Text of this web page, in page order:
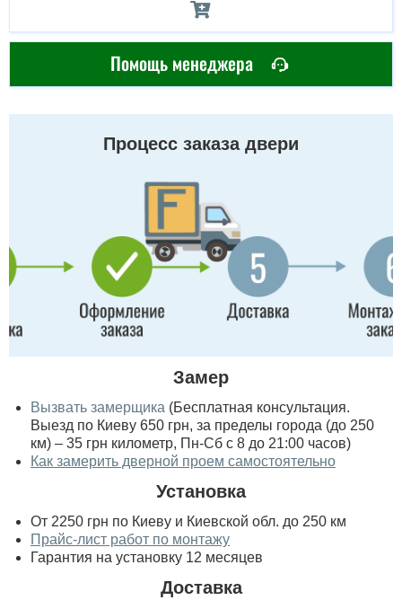
Помощь менеджера
Процесс заказа двери
Замер
Вызвать замерщика (Бесплатная консультация.
Выезд по Киеву 650 грн, за пределы города (до 250
км) – 35 грн километр, Пн-Сб с 8 до 21:00 часов)
Как замерить дверной проем самостоятельно
Установка
От 2250 грн по Киеву и Киевской обл. до 250 км
Прайс-лист работ по монтажу
Гарантия на установку 12 месяцев
Доставка